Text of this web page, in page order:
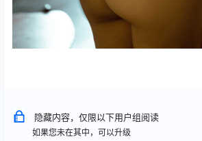
隐藏内容，仅限以下用户组阅读
如果您未在其中，可以升级